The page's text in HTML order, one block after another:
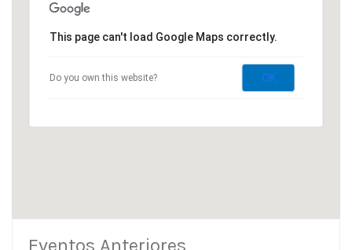
This page can't load Google Maps correctly.
Do you own this website? OK
Eventos Anteriores